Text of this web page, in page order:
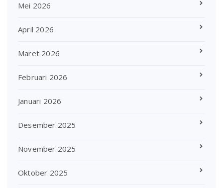
Mei 2026
April 2026
Maret 2026
Februari 2026
Januari 2026
Desember 2025
November 2025
Oktober 2025